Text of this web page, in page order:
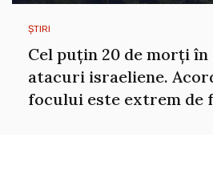
ȘTIRI
Cel puțin 20 de morți în
atacuri israeliene.
focului este extrem de